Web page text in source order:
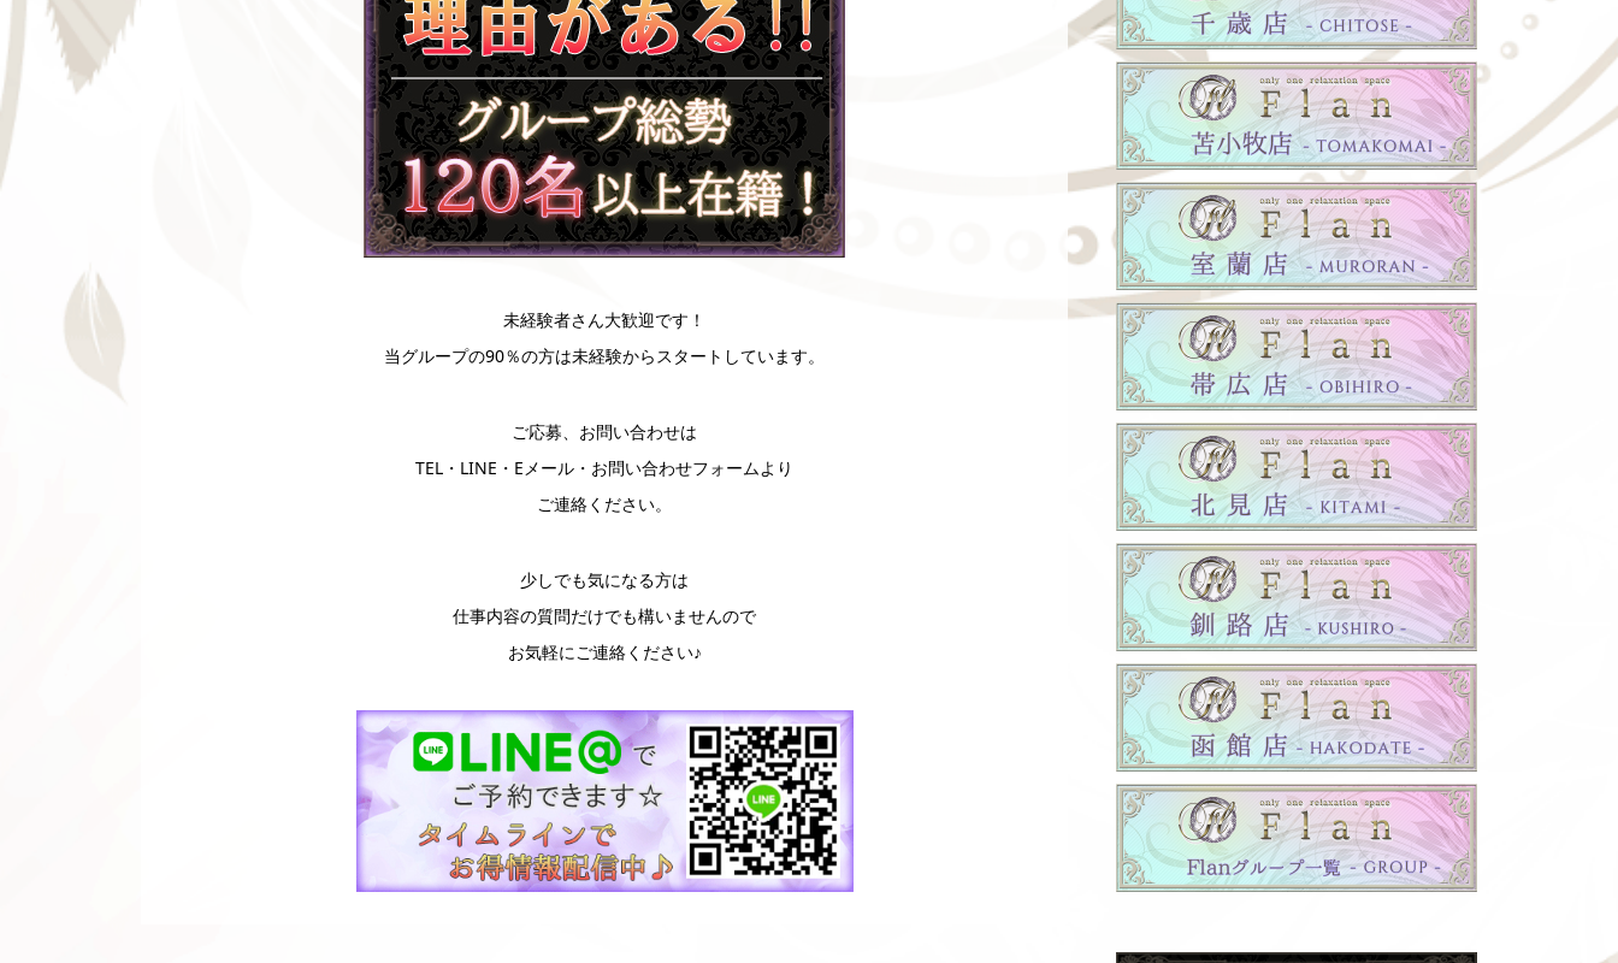
未経験者さん大歓迎です！
当グループの90％の方は未経験からスタートしています。
ご応募、お問い合わせは
TEL・LINE・Eメール・お問い合わせフォームより
ご連絡ください。
少しでも気になる方は
仕事内容の質問だけでも構いませんので
お気軽にご連絡ください♪